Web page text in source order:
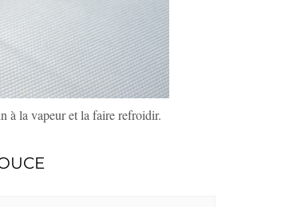
à la vapeur et la faire refroidir.